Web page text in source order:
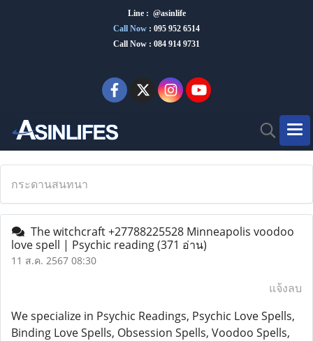
Line : @asinlife
Call Now : 095 952 6514
Call Now : 084 914 9731
กระดานสนทนา
The witchcraft +27788225528 Minneapolis voodoo
love spell | Psychic reading(371 อ่าน)
11 ส.ค. 2567 08:30
แจ้งลบ
We specialize in Psychic Readings, Psychic Love Spells,
Binding Love Spells, Obsession Spells, Voodoo Spells,